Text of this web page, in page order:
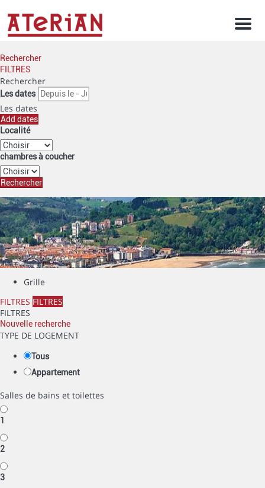
Menu
Rechercher
FILTRES
Rechercher
Les dates
Les dates
Add dates
Localité
chambres à coucher
Rechercher
Grille
FILTRES FILTRES
FILTRES
Nouvelle recherche
TYPE DE LOGEMENT
Tous
Appartement
Salles de bains et toilettes
1
2
3